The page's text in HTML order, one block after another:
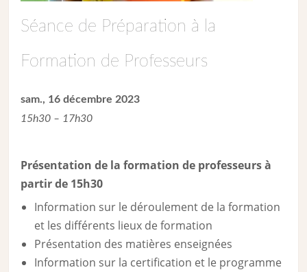
Séance de Préparation à la
Formation de Professeurs
sam., 16 décembre 2023
15h30 – 17h30
Présentation de la formation de professeurs à
partir de 15h30
Information sur le déroulement de la formation
et les différents lieux de formation
Présentation des matières enseignées
Information sur la certification et le programme